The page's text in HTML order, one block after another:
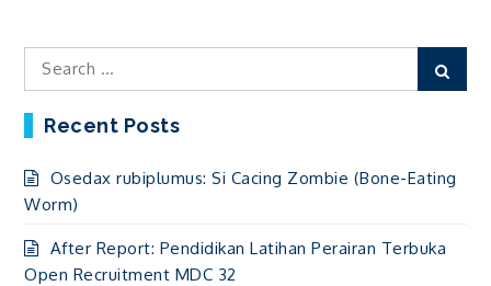
Search
for:
Recent Posts
Osedax rubiplumus: Si Cacing Zombie (Bone-Eating
Worm)
After Report: Pendidikan Latihan Perairan Terbuka
Open Recruitment MDC 32